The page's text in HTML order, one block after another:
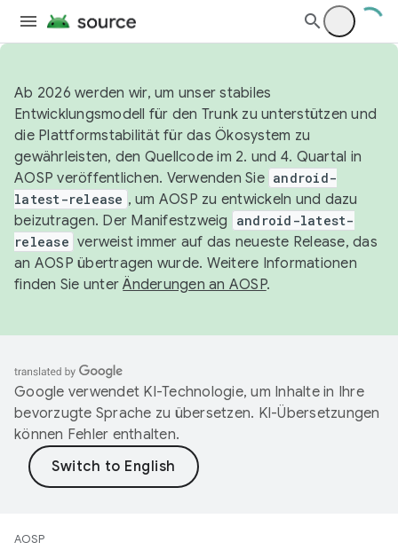
Ab 2026 werden wir, um unser stabiles
Entwicklungsmodell für den Trunk zu unterstützen und
die Plattformstabilität für das Ökosystem zu
gewährleisten, den Quellcode im 2. und 4. Quartal in
AOSP veröffentlichen. Verwenden Sie android-
latest-release , um AOSP zu entwickeln und dazu
beizutragen. Der Manifestzweig
android-latest-
release verweist immer auf das neueste Release, das
an AOSP übertragen wurde. Weitere Informationen
finden Sie unterÄnderungen an AOSP.
Google verwendet KI-Technologie, um Inhalte in Ihre
bevorzugte Sprache zu übersetzen. KI-Übersetzungen
können Fehler enthalten.
AOSP